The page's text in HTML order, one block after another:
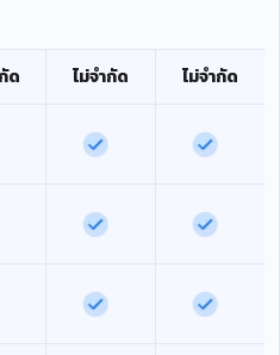
ด ไม่จำกัด ไม่จำกัด